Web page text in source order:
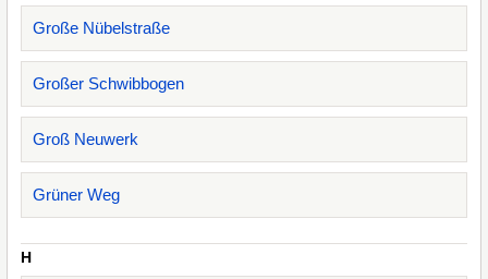
Große Nübelstraße
Großer Schwibbogen
Groß Neuwerk
Grüner Weg
H